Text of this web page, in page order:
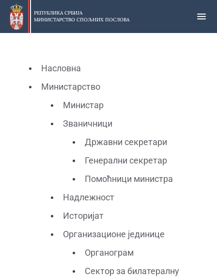
Прескочи
главни
део
РЕПУБЛИКА СРБИЈА
МИНИСТАРСТВО СПОЉНИХ ПОСЛОВА
Насловна
Министарство
Министар
Званичници
Државни секретари
Генерални секретар
Помоћници министра
Надлежност
Историјат
Организационе јединице
Органограм
Сектор за билатералну